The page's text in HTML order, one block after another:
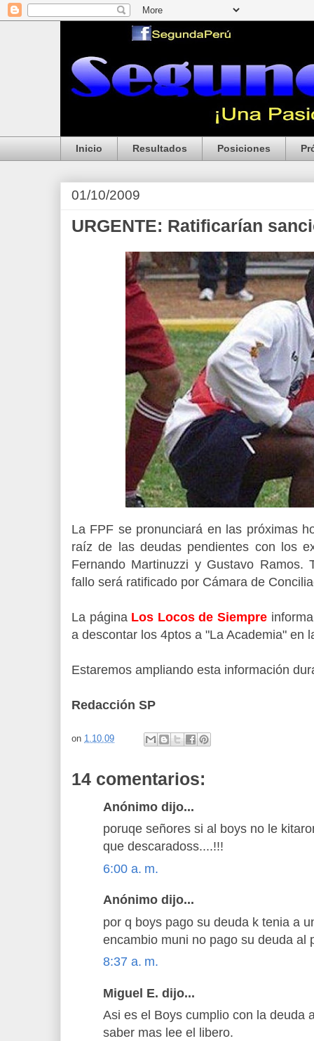
Inicio Resultados Posiciones
01/10/2009
URGENTE: Ratificarían
La FPF se pronunciará en las próximas
raíz de las deudas pendientes con los
Fernando Martinuzzi y Gustavo Ramos.
fallo será ratificado por Cámara de
La página Los Locos de Siempreinforma
a descontar los 4ptos a "La Academia" en
Estaremos ampliando esta información
Redacción SP
on 1.10.09
14 comentarios:
Anónimo dijo...
poruqe señores si al boys no le
que descaradoss....!!!
6:00 a. m.
Anónimo dijo...
por q boys pago su deuda k tenia a
encambio muni no pago su deuda al
8:37 a. m.
Miguel E. dijo...
Asi es el Boys cumplio con la deuda
saber mas lee el libero.